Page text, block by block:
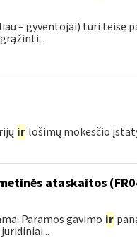
– gyventojai) turi teisę
ir lošimų mokesčio
ataskaitos
Paramos gavimo ir